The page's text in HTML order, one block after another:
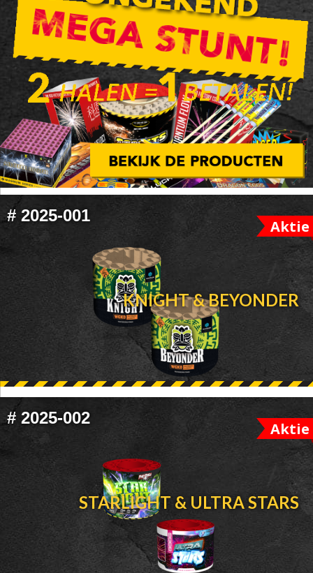
FOOTER
WIDGET
HEADER
# 2025-001
Aktie
KNIGHT & BEYONDER
# 2025-002
Aktie
STARLIGHT & ULTRA STARS